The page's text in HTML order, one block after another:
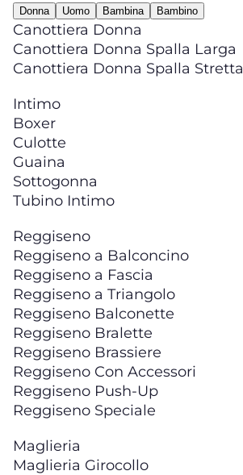
Donna Uomo Bambina Bambino
Canottiera Donna
Canottiera Donna Spalla Larga
Canottiera Donna Spalla Stretta
Intimo
Boxer
Culotte
Guaina
Sottogonna
Tubino Intimo
Reggiseno
Reggiseno a Balconcino
Reggiseno a Fascia
Reggiseno a Triangolo
Reggiseno Balconette
Reggiseno Bralette
Reggiseno Brassiere
Reggiseno Con Accessori
Reggiseno Push-Up
Reggiseno Speciale
Maglieria
Maglieria Girocollo